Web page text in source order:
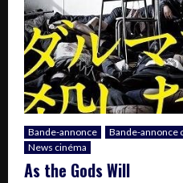
Bande-annonce Bande-annonce
News cinéma
As the Gods Will